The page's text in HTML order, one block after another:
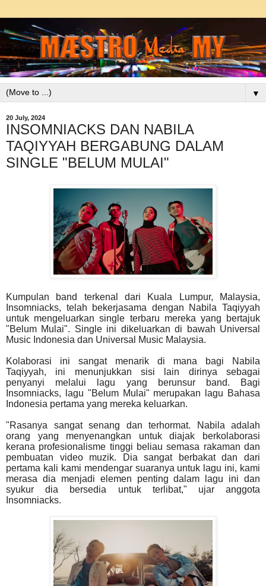
▼
20 July, 2024
INSOMNIACKS DAN NABILA
TAQIYYAH BERGABUNG DALAM
SINGLE "BELUM MULAI"
Kumpulan band terkenal dari Kuala Lumpur, Malaysia,
Insomniacks, telah bekerjasama dengan Nabila Taqiyyah
untuk mengeluarkan single terbaru mereka yang bertajuk
"Belum Mulai". Single ini dikeluarkan di bawah Universal
Music Indonesia dan Universal Music Malaysia.
Kolaborasi ini sangat menarik di mana bagi Nabila
Taqiyyah, ini menunjukkan sisi lain dirinya sebagai
penyanyi melalui lagu yang berunsur band. Bagi
Insomniacks, lagu "Belum Mulai" merupakan lagu Bahasa
Indonesia pertama yang mereka keluarkan.
"Rasanya sangat senang dan terhormat. Nabila adalah
orang yang menyenangkan untuk diajak berkolaborasi
kerana profesionalisme tinggi beliau semasa rakaman dan
pembuatan video muzik. Dia sangat berbakat dan dari
pertama kali kami mendengar suaranya untuk lagu ini, kami
merasa dia menjadi elemen penting dalam lagu ini dan
syukur dia bersedia untuk terlibat," ujar anggota
Insomniacks.